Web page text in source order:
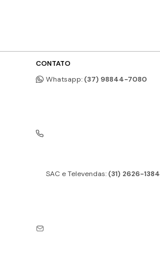
CONTATO
Whatsapp:(37) 98844-7080
SAC e Televendas:(31) 2626-1384